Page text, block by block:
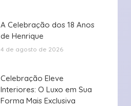
A Celebração dos 18 Anos
de Henrique
A Celebração dos 18 Anos
de Henrique
4 de agosto de 2026
Celebração Eleve
Interiores: O Luxo em Sua
Forma Mais Exclusiva
Celebração Eleve
Interiores: O Luxo em Sua
Forma Mais Exclusiva